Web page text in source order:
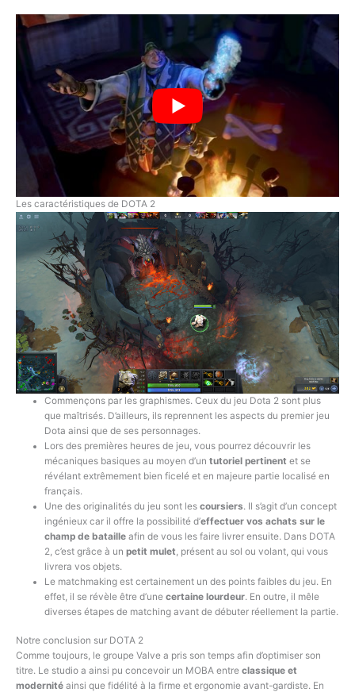
Les caractéristiques de DOTA 2
Commençons par les graphismes. Ceux du jeu Dota 2 sont plus
que maîtrisés. D’ailleurs, ils reprennent les aspects du premier jeu
Dota ainsi que de ses personnages.
Lors des premières heures de jeu, vous pourrez découvrir les
mécaniques basiques au moyen d’un tutoriel pertinent et se
révélant extrêmement bien ficelé et en majeure partie localisé en
français.
Une des originalités du jeu sont les coursiers. Il s’agit d’un concept
ingénieux car il offre la possibilité d’effectuer vos achats sur le
champ de batailleafin de vous les faire livrer ensuite. Dans DOTA
2, c’est grâce à un petit mulet , présent au sol ou volant, qui vous
livrera vos objets.
Le matchmaking est certainement un des points faibles du jeu. En
effet, il se révèle être d’une certaine lourdeur. En outre, il mêle
diverses étapes de matching avant de débuter réellement la partie.
Notre conclusion sur DOTA 2
Comme toujours, le groupe Valve a pris son temps afin d’optimiser son
titre. Le studio a ainsi pu concevoir un MOBA entre classique et
modernité ainsi que fidélité à la firme et ergonomie avant-gardiste. En